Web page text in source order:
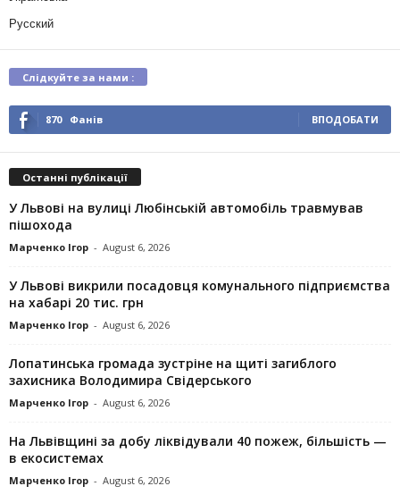
Русский
Слідкуйте за нами :
870 Фанів ВПОДОБАТИ
Останні публікації
У Львові на вулиці Любінській автомобіль травмував
пішохода
Марченко Ігор - August 6, 2026
У Львові викрили посадовця комунального підприємства
на хабарі 20 тис. грн
Марченко Ігор - August 6, 2026
Лопатинська громада зустріне на щиті загиблого
захисника Володимира Свідерського
Марченко Ігор - August 6, 2026
На Львівщині за добу ліквідували 40 пожеж, більшість —
в екосистемах
Марченко Ігор - August 6, 2026